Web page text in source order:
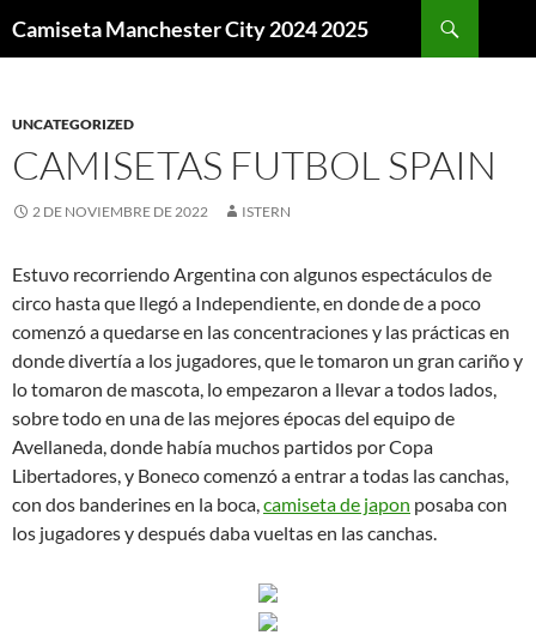
Camiseta Manchester City 2024 2025
UNCATEGORIZED
CAMISETAS FUTBOL SPAIN
2 DE NOVIEMBRE DE 2022 ISTERN
Estuvo recorriendo Argentina con algunos espectáculos de
circo hasta que llegó a Independiente, en donde de a poco
comenzó a quedarse en las concentraciones y las prácticas en
donde divertía a los jugadores, que le tomaron un gran cariño y
lo tomaron de mascota, lo empezaron a llevar a todos lados,
sobre todo en una de las mejores épocas del equipo de
Avellaneda, donde había muchos partidos por Copa
Libertadores, y Boneco comenzó a entrar a todas las canchas,
con dos banderines en la boca,camiseta de japon posaba con
los jugadores y después daba vueltas en las canchas.